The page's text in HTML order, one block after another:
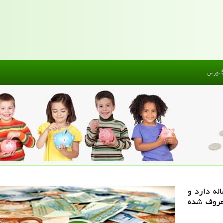
بورس
قدمت 4 هزار ساله دارد و
شده